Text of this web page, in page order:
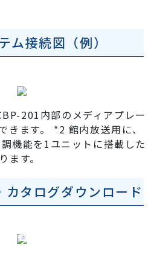
ム接続図（例）
201内部のメディアプレー
きます。 *2 館内放送用に、
機能を1ユニットに搭載した
ます。
カタログダウンロード
ンロード